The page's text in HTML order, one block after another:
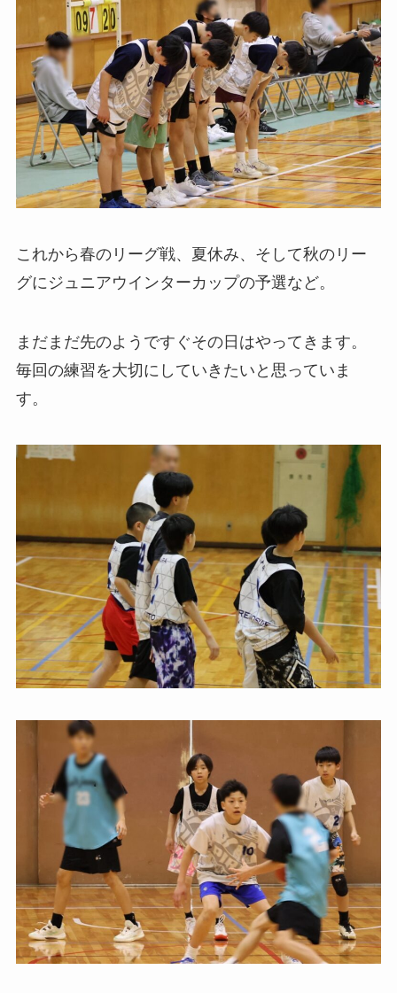
これから春のリーグ戦、夏休み、そして秋のリー
グにジュニアウインターカップの予選など。
まだまだ先のようですぐその日はやってきます。
毎回の練習を大切にしていきたいと思っていま
す。